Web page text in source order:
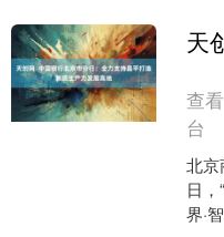
查看
台
北
日
界·